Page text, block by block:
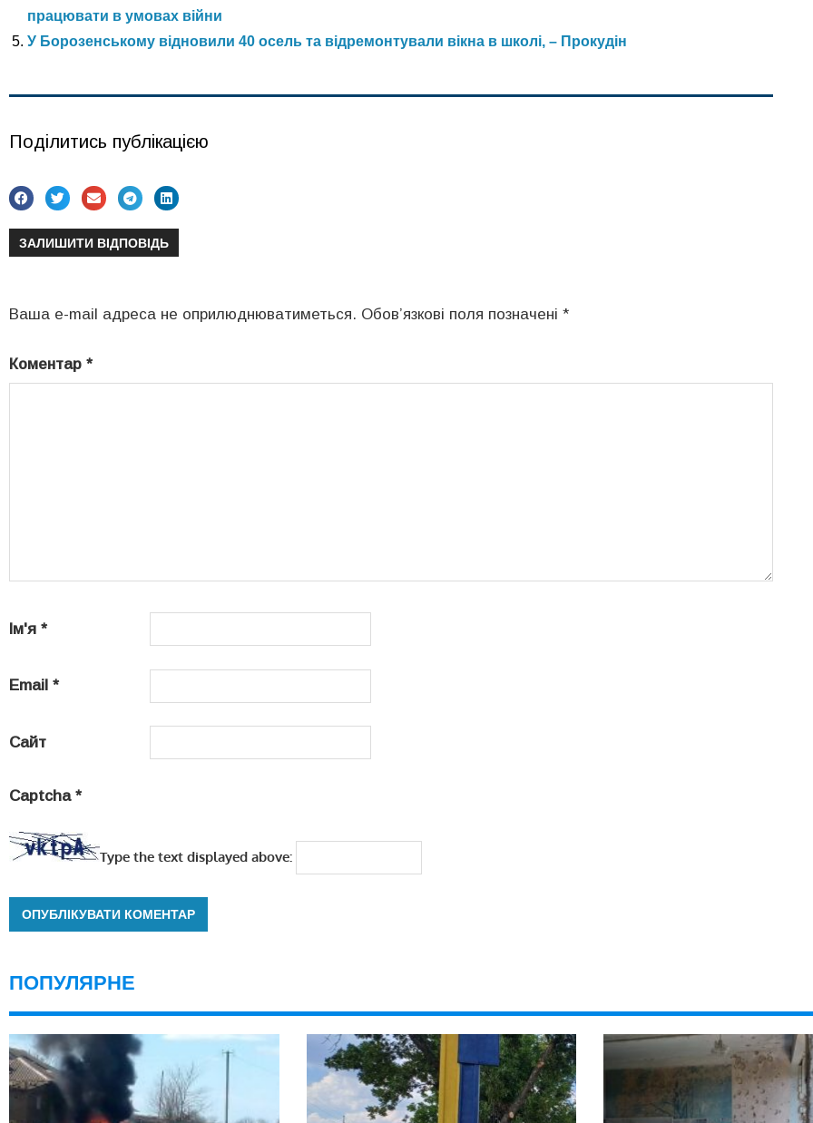
працювати в умовах війни
У Борозенському відновили 40 осель та відремонтували вікна в школі, – Прокудін
Поділитись публікацією
ЗАЛИШИТИ ВІДПОВІДЬ
Ваша e-mail адреса не оприлюднюватиметься. Обов’язкові поля позначені *
Коментар *
Ім'я *
Email *
Сайт
Captcha *
Type the text displayed above:
ПОПУЛЯРНЕ